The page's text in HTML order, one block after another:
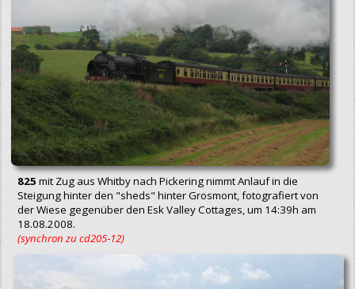
825 mit Zug aus Whitby nach Pickering nimmt Anlauf in die
Steigung hinter den "sheds" hinter Grosmont, fotografiert von
der Wiese gegenüber den Esk Valley Cottages, um 14:39h am
18.08.2008.
(synchron zu cd205‑12)